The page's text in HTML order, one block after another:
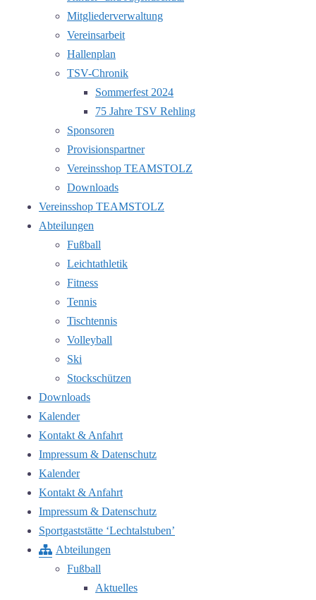
Mitgliederverwaltung
Vereinsarbeit
Hallenplan
TSV-Chronik
Sommerfest 2024
75 Jahre TSV Rehling
Sponsoren
Provisionspartner
Vereinsshop TEAMSTOLZ
Downloads
Vereinsshop TEAMSTOLZ
Abteilungen
Fußball
Leichtathletik
Fitness
Tennis
Tischtennis
Volleyball
Ski
Stockschützen
Downloads
Kalender
Kontakt & Anfahrt
Impressum & Datenschutz
Kalender
Kontakt & Anfahrt
Impressum & Datenschutz
Sportgaststätte ‘Lechtalstuben’
Abteilungen
Fußball
Aktuelles